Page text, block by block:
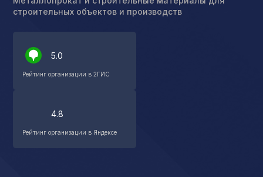
строительных объектов и производств
5.0
Рейтинг организации в 2ГИС
4.8
Рейтинг организации в Яндексе